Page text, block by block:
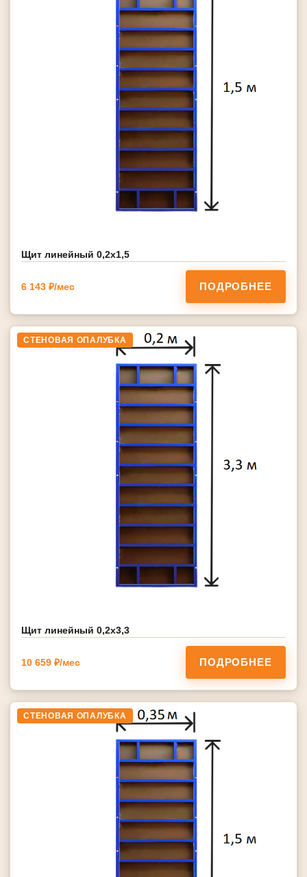
Щит линейный 0,2х1,5
6 143 ₽/мес ПОДРОБНЕЕ
СТЕНОВАЯ ОПАЛУБКА
Щит линейный 0,2х3,3
10 659 ₽/мес ПОДРОБНЕЕ
СТЕНОВАЯ ОПАЛУБКА